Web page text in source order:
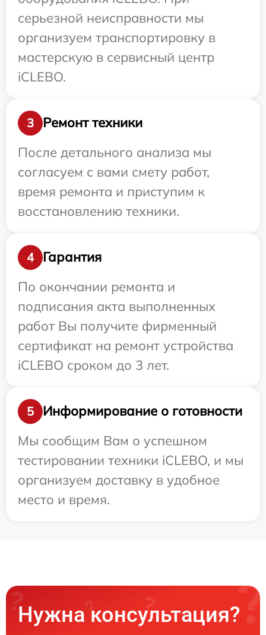
серьезной неисправности мы
организуем транспортировку в
мастерскую в сервисный центр
iCLEBO.
3
Ремонт техники
После детального анализа мы
согласуем с вами смету работ,
время ремонта и приступим к
восстановлению техники.
4
Гарантия
По окончании ремонта и
подписания акта выполненных
работ Вы получите фирменный
сертификат на ремонт устройства
iCLEBO сроком до 3 лет.
5
Информирование о готовности
Мы сообщим Вам о успешном
тестировании техники iCLEBO, и мы
организуем доставку в удобное
место и время.
Нужна консультация?